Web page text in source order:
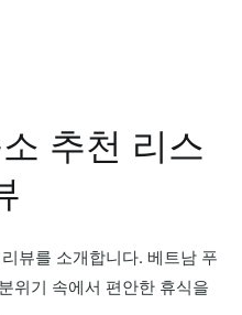
추천 리스
뷰를 소개합니다. 베트남 푸
위기 속에서 편안한 휴식을